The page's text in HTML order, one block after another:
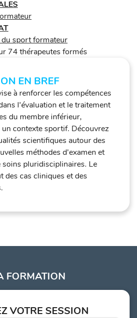
sport formateur
74 thérapeutes formés
EN BREF
à renforcer les compétences
l'évaluation et le traitement
du membre inférieur,
contexte sportif. Découvrez
scientifiques autour des
méthodes d'examen et
soins pluridisciplinaires. Le
des cas cliniques et des
FORMATION
VOTRE SESSION